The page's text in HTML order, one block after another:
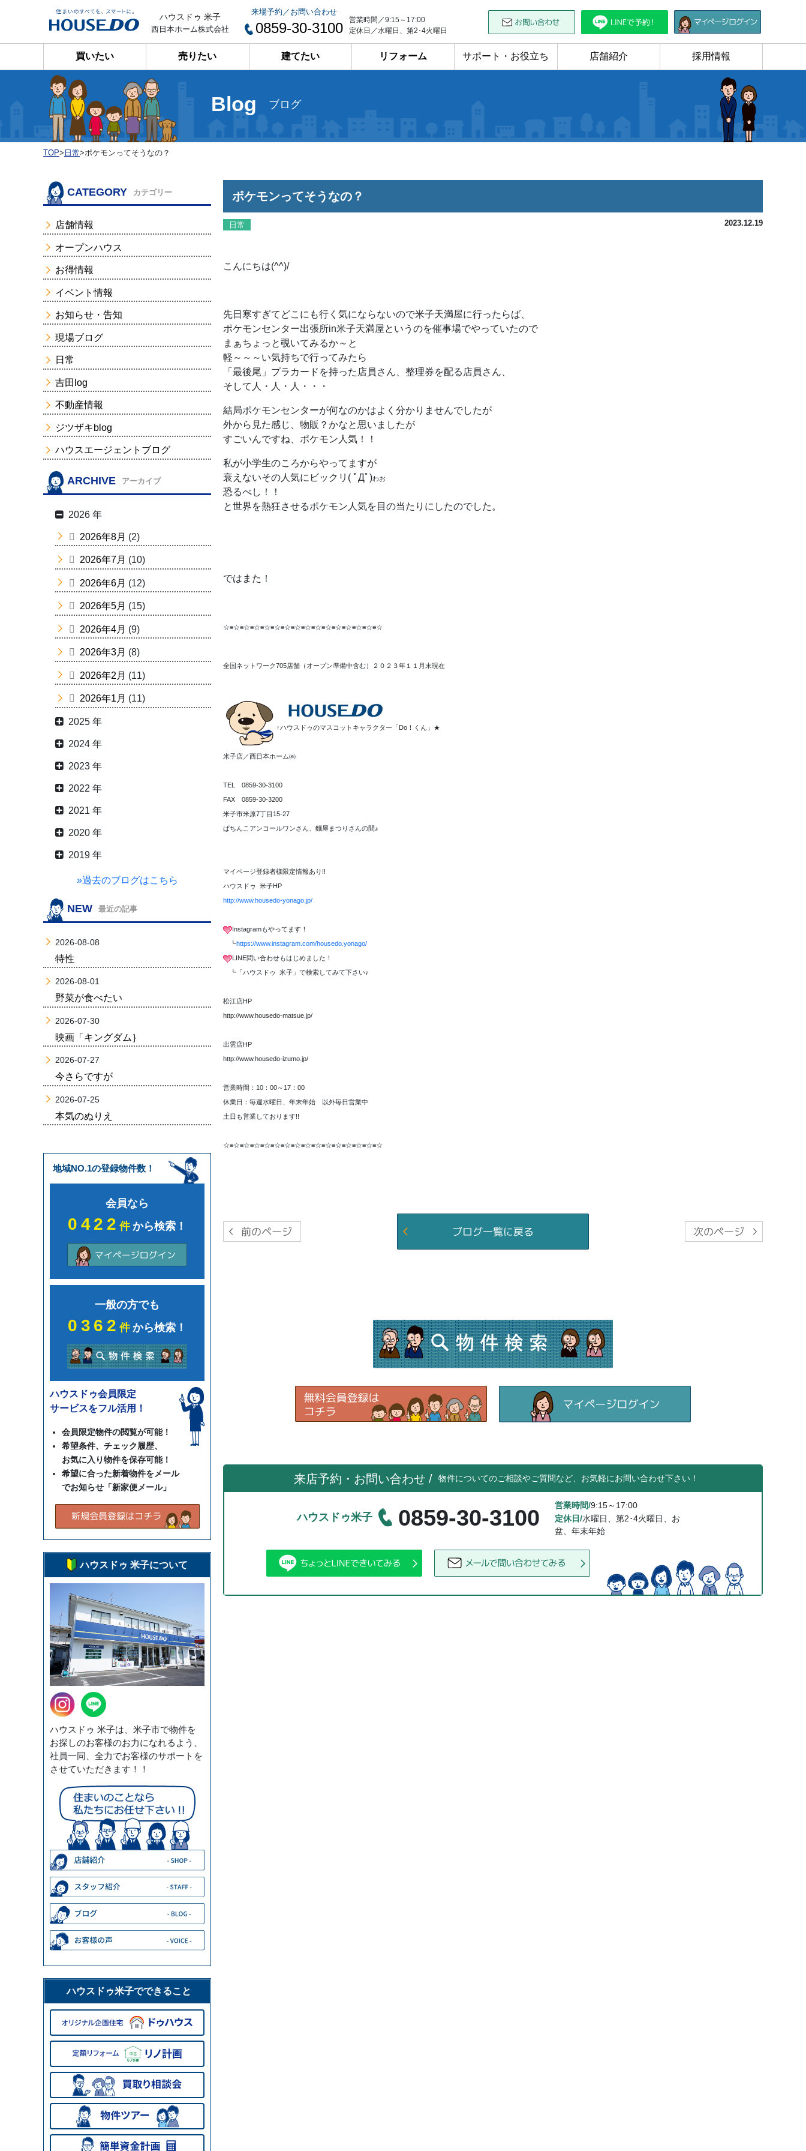
ハウスドゥ 米子
西日本ホーム株式会社
来場予約／お問い合わせ
0859-30-3100
営業時間／9:15～17:00
定休日／水曜日、第2･4火曜日
買いたい 売りたい 建てたい リフォーム サポート・お役立ち 店舗紹介 採用情報
Blog ブログ
TOP> 日常>ポケモンってそうなの？
ポケモンってそうなの？
日常 2023.12.19
こんにちは(^^)/
先日寒すぎてどこにも行く気にならないので米子天満屋に行ったらば、
ポケモンセンター出張所in米子天満屋というのを催事場でやっていたので
まぁちょっと覗いてみるか～と
軽～～～い気持ちで行ってみたら
「最後尾」プラカードを持った店員さん、整理券を配る店員さん、
そして人・人・人・・・
結局ポケモンセンターが何なのかはよく分かりませんでしたが
外から見た感じ、物販？かなと思いましたが
すごいんですね、ポケモン人気！！
私が小学生のころからやってますが
衰えないその人気にビックリ( ﾟДﾟ)わお
恐るべし！！
と世界を熱狂させるポケモン人気を目の当たりにしたのでした。
ではまた！
☆≡☆≡☆≡☆≡☆≡☆≡☆≡☆≡☆≡☆≡☆≡☆≡☆≡☆≡☆≡☆
全国ネットワーク705店舗（オープン準備中含む）２０２３年１１月末現在
↑ハウスドゥのマスコットキャラクター「Do！くん」★
米子店／西日本ホーム㈱
TEL 0859-30-3100
FAX 0859-30-3200
米子市米原7丁目15-27
ぱちんこアンコールワンさん、麵屋まつりさんの間♪
マイページ登録者様限定情報あり!!
ハウスドゥ 米子HP
http://www.housedo-yonago.jp/
Instagramもやってます！
┗https://www.instagram.com/housedo.yonago/
LINE問い合わせもはじめました！
┗「ハウスドゥ 米子」で検索してみて下さい♪
松江店HP
http://www.housedo-matsue.jp/
出雲店HP
http://www.housedo-izumo.jp/
営業時間：10：00～17：00
休業日：毎週水曜日、年末年始 以外毎日営業中
土日も営業しております!!
☆≡☆≡☆≡☆≡☆≡☆≡☆≡☆≡☆≡☆≡☆≡☆≡☆≡☆≡☆≡☆
来店予約・お問い合わせ / 物件についてのご相談やご質問など、お気軽にお問い合わせ下さい！
ハウスドゥ米子 0859-30-3100 営業時間/9:15～17:00
定休日/水曜日、第2･4火曜日、お
盆、年末年始
CATEGORY カテゴリー
店舗情報
オープンハウス
お得情報
イベント情報
お知らせ・告知
現場ブログ
日常
吉田log
不動産情報
ジツザキblog
ハウスエージェントブログ
ARCHIVE アーカイブ
2026 年
2026年8月 (2)
2026年7月 (10)
2026年6月 (12)
2026年5月 (15)
2026年4月 (9)
2026年3月 (8)
2026年2月 (11)
2026年1月 (11)
2025 年
2024 年
2023 年
2022 年
2021 年
2020 年
2019 年
»過去のブログはこちら
NEW 最近の記事
2026-08-08
特性
2026-08-01
野菜が食べたい
2026-07-30
映画「キングダム｝
2026-07-27
今さらですが
2026-07-25
本気のぬりえ
地域NO.1の登録物件数！
会員なら
0422件から検索！
一般の方でも
0362件から検索！
ハウスドゥ会員限定
サービスをフル活用！
会員限定物件の閲覧が可能！
希望条件、チェック履歴、
お気に入り物件を保存可能！
希望に合った新着物件をメール
でお知らせ「新家便メール」
ハウスドゥ 米子について
ハウスドゥ 米子は、米子市で物件を
お探しのお客様のお力になれるよう、
社員一同、全力でお客様のサポートを
させていただきます！！
ハウスドゥ米子でできること